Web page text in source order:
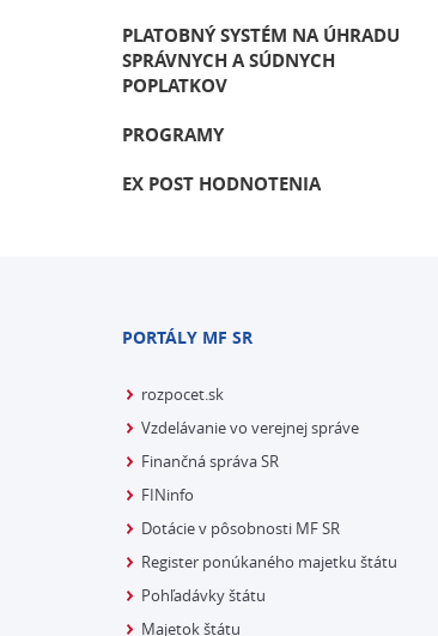
PLATOBNÝ SYSTÉM NA ÚHRADU
SPRÁVNYCH A SÚDNYCH
POPLATKOV
PROGRAMY
EX POST HODNOTENIA
PORTÁLY MF SR
rozpocet.sk
Vzdelávanie vo verejnej správe
Finančná správa SR
FINinfo
Dotácie v pôsobnosti MF SR
Register ponúkaného majetku štátu
Pohľadávky štátu
Majetok štátu